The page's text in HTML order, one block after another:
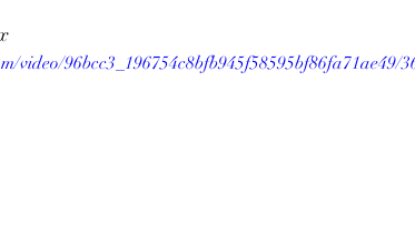
video/96bcc3_196754c8bfb945f58595bf86fa71ae49/